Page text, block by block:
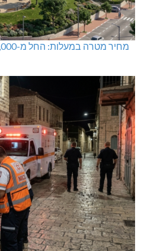
מחיר מטרה במעלות: החל מ-728,000 ₪